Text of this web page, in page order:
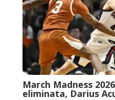
March Madness
eliminata, Darius